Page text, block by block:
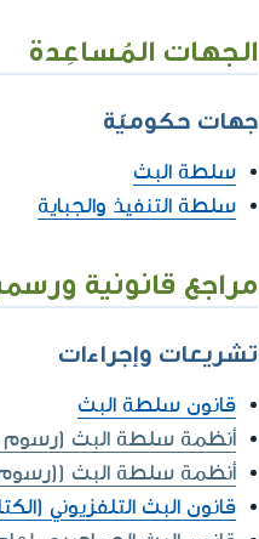
الجهات المُساعِدة
جهات حكوميّة
سلطة البث
سلطة التنفيذ والجباية
مراجع قانونية
تشريعات وإجراءات
قانون سلطة البث
أنظمة سلطة البث (رسوم
أنظمة سلطة البث ((رسوم،
قانون البث التلفزيوني